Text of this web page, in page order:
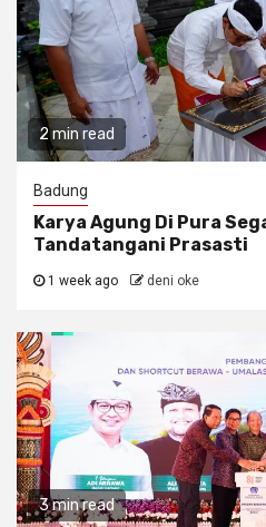
2 min read
Badung
Karya Agung Di Pura
Tandatangani Prasasti
1 week ago deni oke
3 min read